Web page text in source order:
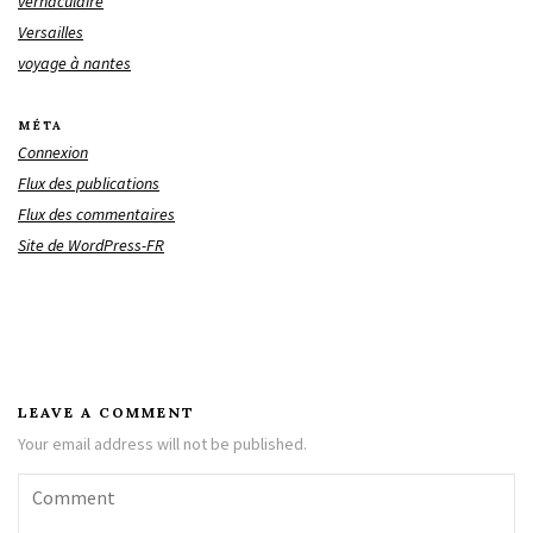
Versailles
voyage à nantes
MÉTA
Connexion
Flux des publications
Flux des commentaires
Site de WordPress-FR
LEAVE A COMMENT
Your email address will not be published.